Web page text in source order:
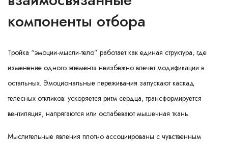
компоненты отбора
Тройка “эмоции-мысли-тело” работает как единая структура, где
изменение одного элемента неизбежно влечет модификации в
остальных. Эмоциональные переживания запускают каскад
телесных откликов: ускоряется ритм сердца, трансформируется
вентиляция, напрягаются или ослабевают мышечная ткань.
Мыслительные явления плотно ассоциированы с чувственным